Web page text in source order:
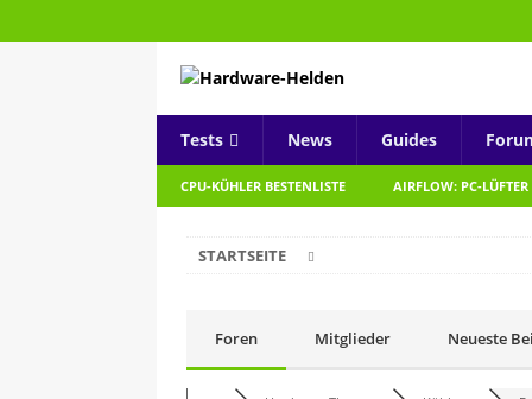
Tests News Guides
CPU-KÜHLER BESTENLISTE AIRFLOW: PC-LÜFTER
STARTSEITE
Foren Mitglieder Neueste